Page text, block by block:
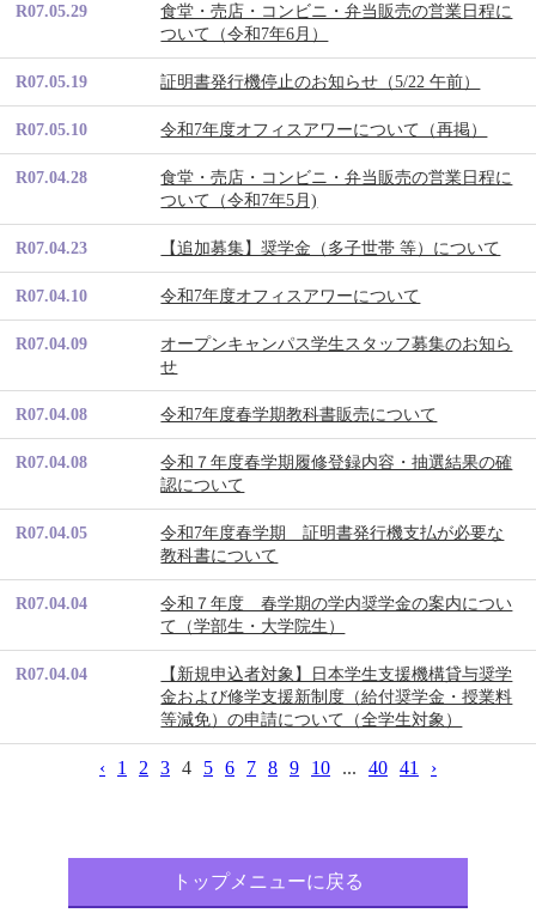
R07.05.29
食堂・売店・コンビニ・弁当販売の営業日程に
ついて（令和7年6月）
R07.05.19 証明書発行機停止のお知らせ（5/22 午前）
R07.05.10 令和7年度オフィスアワーについて（再掲）
R07.04.28
食堂・売店・コンビニ・弁当販売の営業日程に
ついて（令和7年5月)
R07.04.23 【追加募集】奨学金（多子世帯 等）について
R07.04.10 令和7年度オフィスアワーについて
R07.04.09
オープンキャンパス学生スタッフ募集のお知ら
せ
R07.04.08 令和7年度春学期教科書販売について
R07.04.08
令和７年度春学期履修登録内容・抽選結果の確
認について
R07.04.05
令和7年度春学期 証明書発行機支払が必要な
教科書について
R07.04.04
令和７年度 春学期の学内奨学金の案内につい
て（学部生・大学院生）
R07.04.04
【新規申込者対象】日本学生支援機構貸与奨学
金および修学支援新制度（給付奨学金・授業料
等減免）の申請について（全学生対象）
‹ 1 2 3 4 5 6 7 8 9 10 ... 40 41 ›
トップメニューに戻る